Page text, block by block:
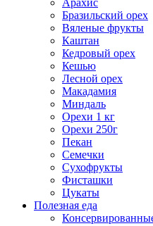
Арахис
Бразильский орех
Вяленые фрукты
Каштан
Кедровый орех
Кешью
Лесной орех
Макадамия
Миндаль
Орехи 1 кг
Орехи 250г
Пекан
Семечки
Сухофрукты
Фисташки
Цукаты
Полезная еда